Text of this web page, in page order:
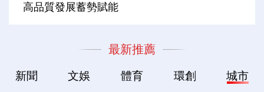
高品質發展蓄勢賦能
最新推薦
新聞 文娛 體育 環創 城市